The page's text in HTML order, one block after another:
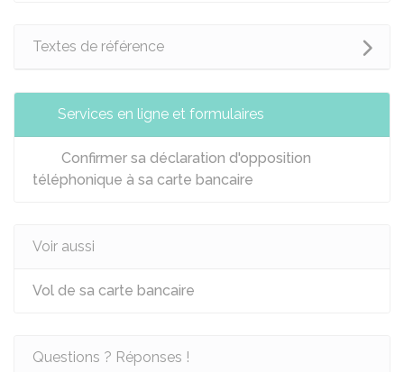
Textes de référence
Services en ligne et formulaires
Confirmer sa déclaration d'opposition
téléphonique à sa carte bancaire
Voir aussi
Vol de sa carte bancaire
Questions ? Réponses !